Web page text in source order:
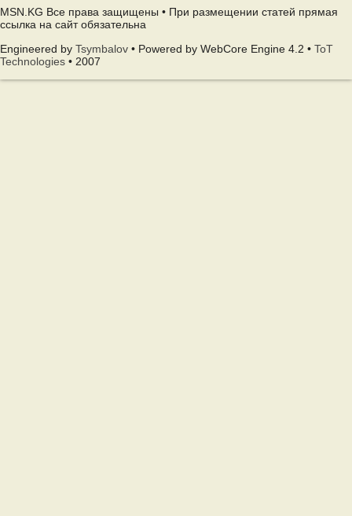
MSN.KG Все права защищены • При размещении статей прямая
ссылка на сайт обязательна
Engineered by Tsymbalov • Powered by WebCore Engine 4.2 • ToT
Technologies • 2007